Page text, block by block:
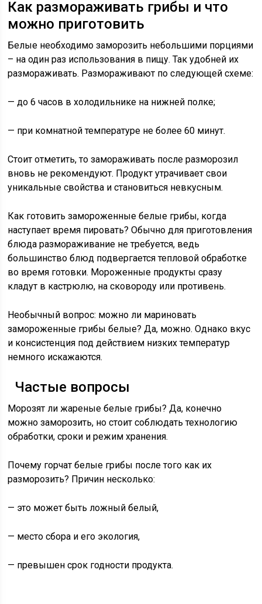
Как размораживать грибы и что
можно приготовить
Белые необходимо заморозить небольшими порциями
– на один раз использования в пищу. Так удобней их
размораживать. Размораживают по следующей схеме:
— до 6 часов в холодильнике на нижней полке;
— при комнатной температуре не более 60 минут.
Стоит отметить, то замораживать после разморозил
вновь не рекомендуют. Продукт утрачивает свои
уникальные свойства и становиться невкусным.
Как готовить замороженные белые грибы, когда
наступает время пировать? Обычно для приготовления
блюда размораживание не требуется, ведь
большинство блюд подвергается тепловой обработке
во время готовки. Мороженные продукты сразу
кладут в кастрюлю, на сковороду или противень.
Необычный вопрос: можно ли мариновать
замороженные грибы белые? Да, можно. Однако вкус
и консистенция под действием низких температур
немного искажаются.
Частые вопросы
Морозят ли жареные белые грибы? Да, конечно
можно заморозить, но стоит соблюдать технологию
обработки, сроки и режим хранения.
Почему горчат белые грибы после того как их
разморозить? Причин несколько:
— это может быть ложный белый,
— место сбора и его экология,
— превышен срок годности продукта.